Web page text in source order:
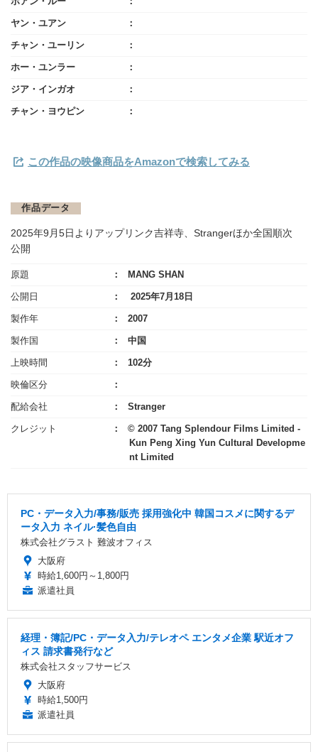
ヤン・ユアン
チャン・ユーリン
ホー・ユンラー
ジア・インガオ
チャン・ヨウピン
この作品の映像商品をAmazonで検索してみる
作品データ
2025年9月5日よりアップリンク吉祥寺、Strangerほか全国順次
公開
原題 MANG SHAN
公開日 2025年7月18日
製作年 2007
製作国 中国
上映時間 102分
映倫区分
配給会社 Stranger
クレジット
© 2007 Tang Splendour Films Limited -
Kun Peng Xing Yun Cultural Developme
nt Limited
PC・データ入力/事務/販売 採用強化中 韓国コスメに関するデ
ータ入力 ネイル·髪色自由
株式会社グラスト 難波オフィス
大阪府
時給1,600円～1,800円
派遣社員
経理・簿記/PC・データ入力/テレオペ エンタメ企業 駅近オフ
ィス 請求書発行など
株式会社スタッフサービス
大阪府
時給1,500円
派遣社員